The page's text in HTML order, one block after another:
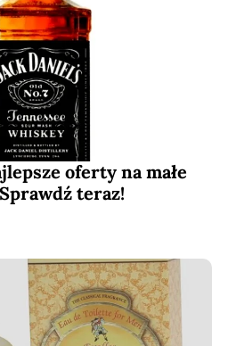
oferty na małe
teraz!